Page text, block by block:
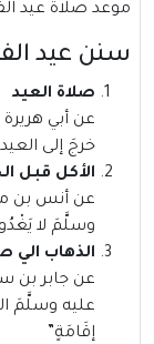
موعد صلاة عيد الفطر 2024 في بادانغ |
سنن عيد
صلاة العيد
عن أبي هريرة
خرجَ إلى
الأكل قبل
عن أنس بن
وسلَّمَ لا
الذهاب الي
عن جابر بن
عليه وسلَّمَ
إقَامَةٍ”